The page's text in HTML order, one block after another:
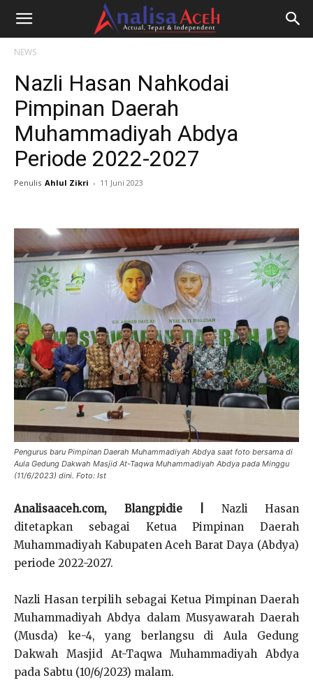
NEWS
Nazli Hasan Nahkodai
Pimpinan Daerah
Muhammadiyah Abdya
Periode 2022-2027
Penulis Ahlul Zikri - 11 Juni 2023
Pengurus baru Pimpinan Daerah Muhammadiyah Abdya saat foto bersama di
Aula Gedung Dakwah Masjid At-Taqwa Muhammadiyah Abdya pada Minggu
(11/6/2023) dini. Foto: Ist
Analisaaceh.com, Blangpidie |
Nazli Hasan
ditetapkan sebagai Ketua Pimpinan Daerah
Muhammadiyah Kabupaten Aceh Barat Daya (Abdya)
periode 2022-2027.
Nazli Hasan terpilih sebagai Ketua Pimpinan Daerah
Muhammadiyah Abdya dalam Musyawarah Daerah
(Musda) ke-4, yang berlangsu di Aula Gedung
Dakwah Masjid At-Taqwa Muhammadiyah Abdya
pada Sabtu (10/6/2023) malam.